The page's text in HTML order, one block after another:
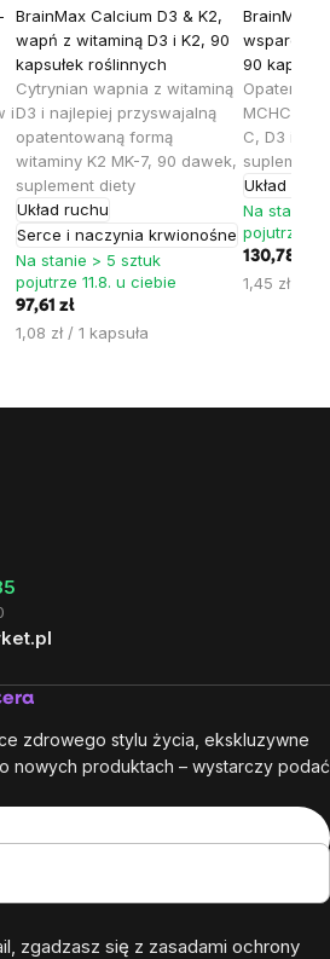
i
BrainMax Calcium D3 & K2,
wapń z witaminą D3 i K2, 90
kapsułek roślinnych
Cytrynian wapnia z witaminą
D3 i najlepiej przyswajalną
opatentowaną formą
witaminy K2 MK-7, 90 dawek,
suplement diety
Układ ruchu
Serce i naczynia krwionośne
Na stanie > 5 sztuk
pojutrze 11.8. u ciebie
97,61 zł
Cena
1,08 zł / 1 kapsuła
BrainMax
wsparcie
90
MCHCal™
C, D3 i K2
suplement
Układ
Na stanie
pojutrze
130,78 zł
Cena
1,45 zł / 1
zdrowego stylu życia, ekskluzywne
nowych produktach – wystarczy podać
zgadzasz się z zasadami ochrony